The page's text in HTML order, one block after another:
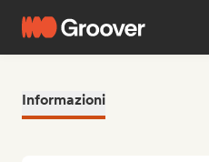
Informazioni